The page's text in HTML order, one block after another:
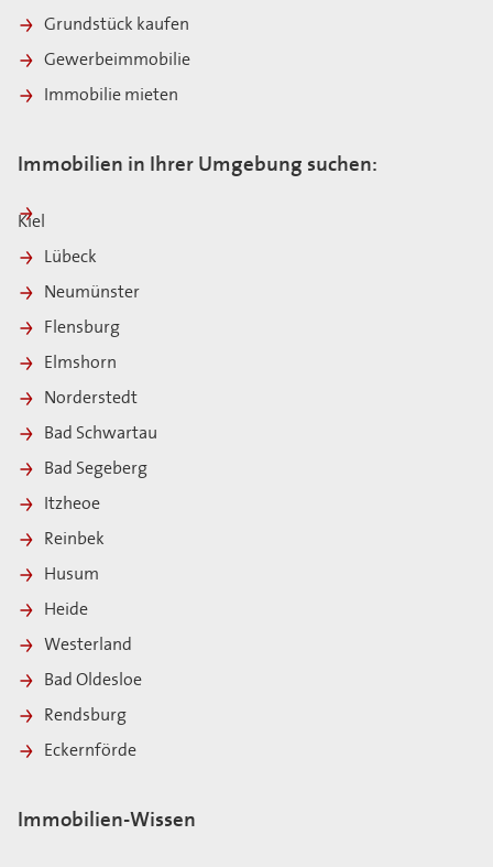
Grundstück kaufen
Gewerbeimmobilie
Immobilie mieten
Immobilien in Ihrer Umgebung suchen:
Kiel
Lübeck
Neumünster
Flensburg
Elmshorn
Norderstedt
Bad Schwartau
Bad Segeberg
Itzheoe
Reinbek
Husum
Heide
Westerland
Bad Oldesloe
Rendsburg
Eckernförde
Immobilien-Wissen